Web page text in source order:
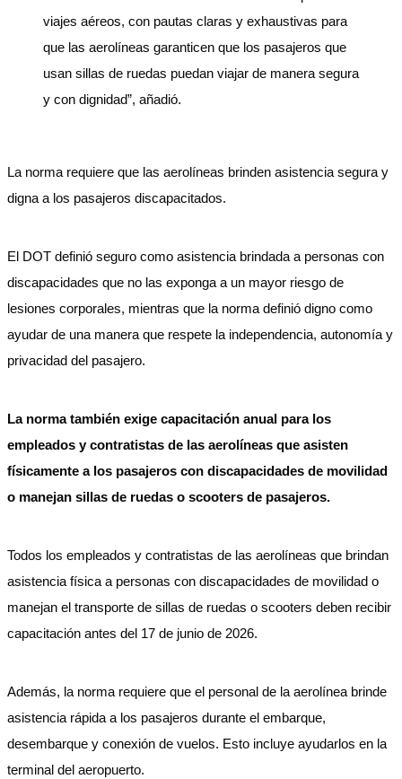
viajes aéreos, con pautas claras y exhaustivas para
que las aerolíneas garanticen que los pasajeros que
usan sillas de ruedas puedan viajar de manera segura
y con dignidad”, añadió.
La norma requiere que las aerolíneas brinden asistencia segura y
digna a los pasajeros discapacitados.
El DOT definió seguro como asistencia brindada a personas con
discapacidades que no las exponga a un mayor riesgo de
lesiones corporales, mientras que la norma definió digno como
ayudar de una manera que respete la independencia, autonomía y
privacidad del pasajero.
La norma también exige capacitación anual para los
empleados y contratistas de las aerolíneas que asisten
físicamente a los pasajeros con discapacidades de movilidad
o manejan sillas de ruedas o scooters de pasajeros.
Todos los empleados y contratistas de las aerolíneas que brindan
asistencia física a personas con discapacidades de movilidad o
manejan el transporte de sillas de ruedas o scooters deben recibir
capacitación antes del 17 de junio de 2026.
Además, la norma requiere que el personal de la aerolínea brinde
asistencia rápida a los pasajeros durante el embarque,
desembarque y conexión de vuelos. Esto incluye ayudarlos en la
terminal del aeropuerto.